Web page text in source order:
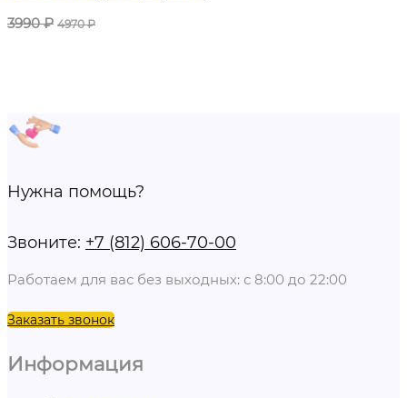
3990₽ 4970₽
Нужна помощь?
Звоните: +7 (812) 606-70-00
Работаем для вас без выходных: с 8:00 до 22:00
Заказать звонок
Информация